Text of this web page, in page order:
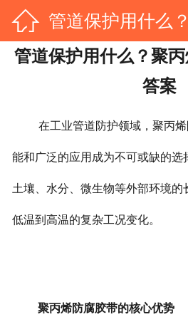
 管道保护用什么
烯防腐胶带给出
管道保护用什么？聚
答案
在工业管道防护领域，聚丙
能和广泛的应用成为不可或缺的选
土壤、水分、微生物等外部环境的
低温到高温的复杂工况变化。
聚丙烯防腐胶带的核心优势